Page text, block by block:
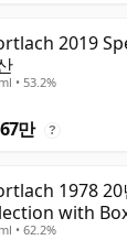
2019
• 53.2%
만 ?
1978
with
• 62.2%